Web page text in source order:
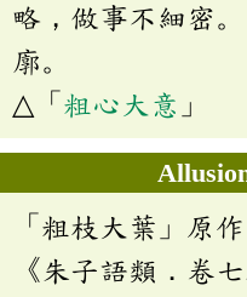
略，做事不細密
廓。
△「 粗心大意 」
「粗枝大葉」原
《朱子語類．卷